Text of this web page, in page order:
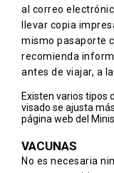
al correo
llevar copia
mismo pasaporte
recomienda
antes de viajar, a
Existen varios tipos
visado se ajusta
página web del
VACUNAS
No es necesaria